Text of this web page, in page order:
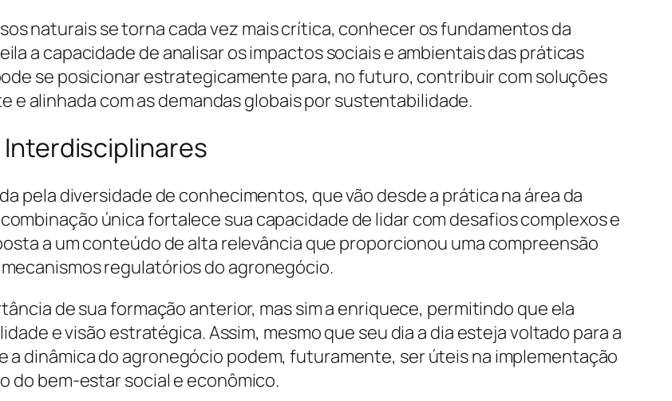
naturais se torna cada vez mais crítica, conhecer os fundamentos da
a capacidade de analisar os impactos sociais e ambientais das práticas
se posicionar estrategicamente para, no futuro, contribuir com soluções
e alinhada com as demandas globais por sustentabilidade.
pela diversidade de conhecimentos, que vão desde a prática na área da
única fortalece sua capacidade de lidar com desafios complexos e
a um conteúdo de alta relevância que proporcionou uma compreensão
regulatórios do agronegócio.
de sua formação anterior, mas sim a enriquece, permitindo que ela
e visão estratégica. Assim, mesmo que seu dia a dia esteja voltado para a
a dinâmica do agronegócio podem, futuramente, ser úteis na implementação
do bem-estar social e econômico.